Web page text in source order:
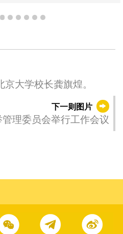
5 6 7 8 9 10
大学校长龚旗煌。
下一则图片
理委员会举行工作会议